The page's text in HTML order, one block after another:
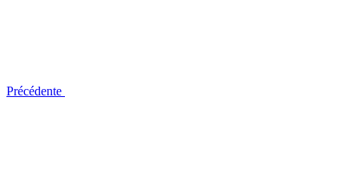
Précédente